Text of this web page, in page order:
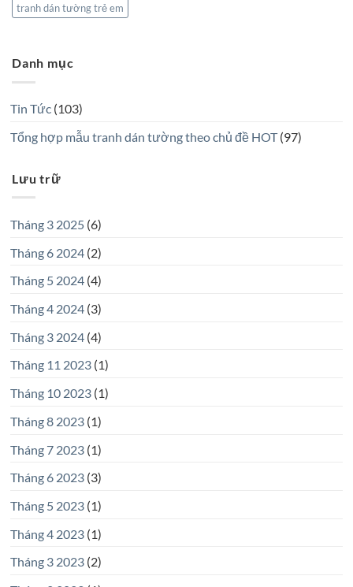
tranh dán tường trẻ em
Danh mục
Tin Tức(103)
Tổng hợp mẫu tranh dán tường theo chủ đề HOT(97)
Lưu trữ
Tháng 3 2025(6)
Tháng 6 2024(2)
Tháng 5 2024(4)
Tháng 4 2024(3)
Tháng 3 2024(4)
Tháng 11 2023(1)
Tháng 10 2023(1)
Tháng 8 2023(1)
Tháng 7 2023(1)
Tháng 6 2023(3)
Tháng 5 2023(1)
Tháng 4 2023(1)
Tháng 3 2023(2)